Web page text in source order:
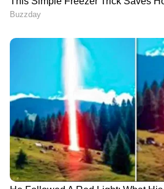
വിശ്വസിക്കാൻ
തെരഞ്ഞെടുത്തപ്പോൾ
വിശ്വസിക്കാൻ
സാധ്യമാക്കിയതിന് ആർജെ
നന്ദി. നിങ്ങൾ എനിക്കായി
ഇല്ലായിരുന്നുവെങ്കിൽ ഇത്
സംഭവിക്കില്ലായിരുന്നു.
വേഷം ചെയ്തുവെന്ന്
അത് ചെയ്തുവെന്ന് എനിക്ക്
വിശ്വസിക്കാനും
സിനിമയിലുടനീളം